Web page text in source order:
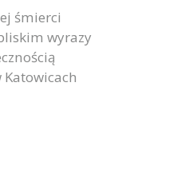
śmierci
wyrazy